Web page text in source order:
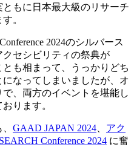
もに日本最大級のリサーチ
。
2024のシルバース
セシビリティの祭典が
も相まって、うっかりどち
なってしまいましたが、オ
、両方のイベントを堪能し
ります。
GAAD JAPAN 2024
アク
Conference 2024 に奮